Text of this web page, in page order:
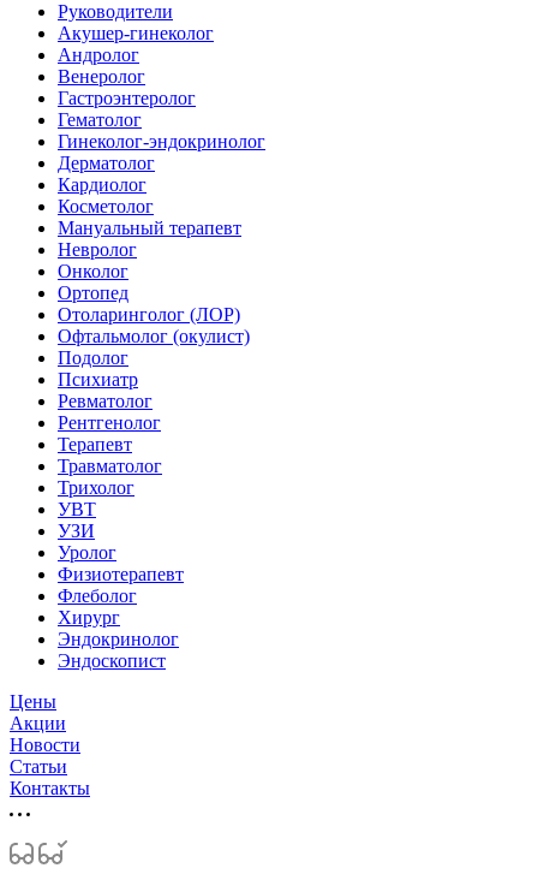
Руководители
Акушер-гинеколог
Андролог
Венеролог
Гастроэнтеролог
Гематолог
Гинеколог-эндокринолог
Дерматолог
Кардиолог
Косметолог
Мануальный терапевт
Невролог
Онколог
Ортопед
Отоларинголог (ЛОР)
Офтальмолог (окулист)
Подолог
Психиатр
Ревматолог
Рентгенолог
Терапевт
Травматолог
Трихолог
УВТ
УЗИ
Уролог
Физиотерапевт
Флеболог
Хирург
Эндокринолог
Эндоскопист
Цены
Акции
Новости
Статьи
Контакты